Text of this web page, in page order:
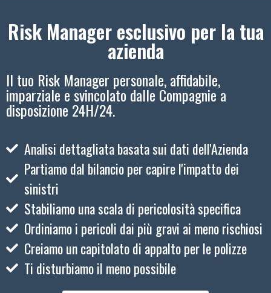
Risk Manager esclusivo per la tua
azienda
Il tuo Risk Manager personale, affidabile,
imparziale e svincolato dalle Compagnie a
disposizione 24H/24.
Analisi dettagliata basata sui dati dell'Azienda
Partiamo dal bilancio per capire l'impatto dei
sinistri
Stabiliamo una scala di pericolosità specifica
Ordiniamo i pericoli dai più gravi ai meno rischiosi
Creiamo un capitolato di appalto per le polizze
Ti disturbiamo il meno possibile